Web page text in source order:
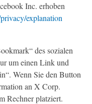
Inc. erhoben
explanation
des sozialen
um einen Link und
Wenn Sie den Button
an X Corp.
Rechner platziert.